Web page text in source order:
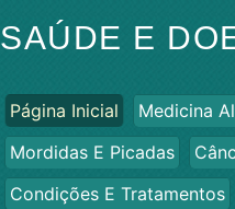
SAÚDE E
Página Inicial
Medicina
Mordidas E Picadas
Condições E Tratamentos